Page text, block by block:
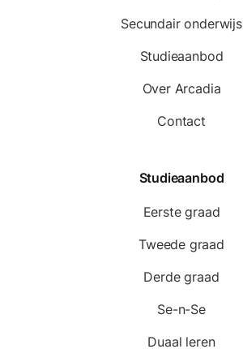
Secundair onderwijs
Studieaanbod
Over Arcadia
Contact
Studieaanbod
Eerste graad
Tweede graad
Derde graad
Se-n-Se
Duaal leren